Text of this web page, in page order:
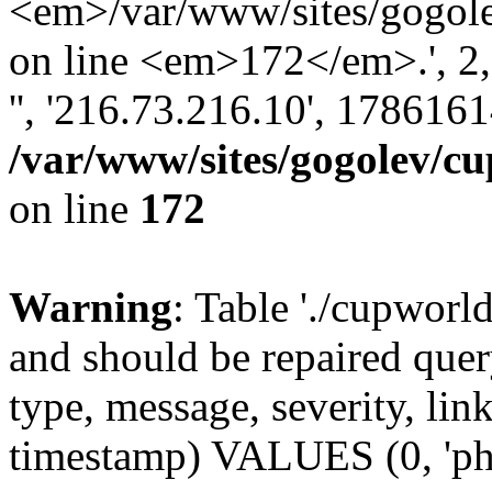
<em>/var/www/sites/
on line <em>172</em>.',
'', '216.73.216.10',
/var/www/sites/gogolev/
on line 172
Warning: Table './
and should be repaired
type, message, severity,
timestamp) VALUES (0,